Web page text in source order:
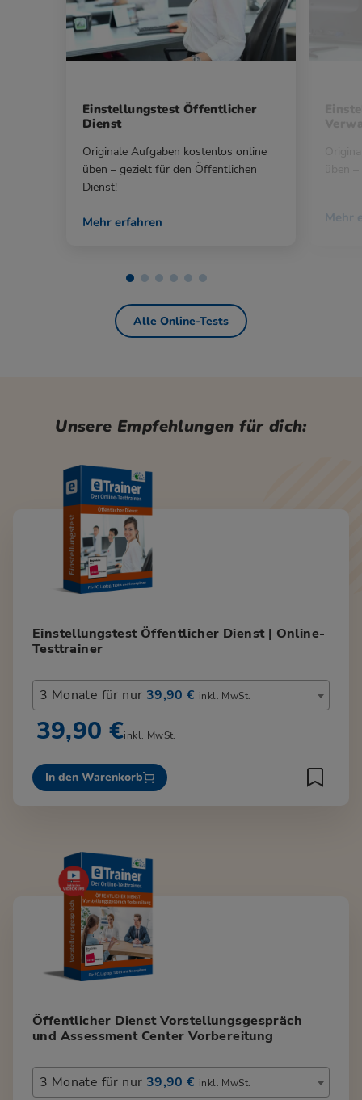
Einstellungstest Öffentlicher
Dienst
Originale Aufgaben kostenlos online
üben – gezielt für den Öffentlichen
Dienst!
Mehr erfahren Mehr
Alle Online-Tests
Unsere Empfehlungen für dich:
Einstellungstest Öffentlicher Dienst | Online-
Testtrainer
3 Monate für nur 39,90 € inkl. MwSt.
39,90 €inkl. MwSt.
In den Warenkorb
Öffentlicher Dienst Vorstellungsgespräch
und Assessment Center Vorbereitung
3 Monate für nur 39,90 € inkl. MwSt.